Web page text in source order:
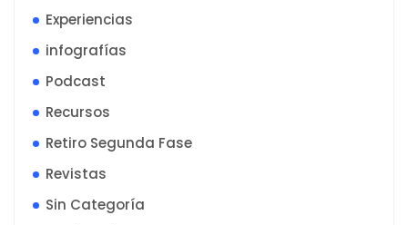
Experiencias
infografías
Podcast
Recursos
Retiro Segunda Fase
Revistas
Sin Categoría